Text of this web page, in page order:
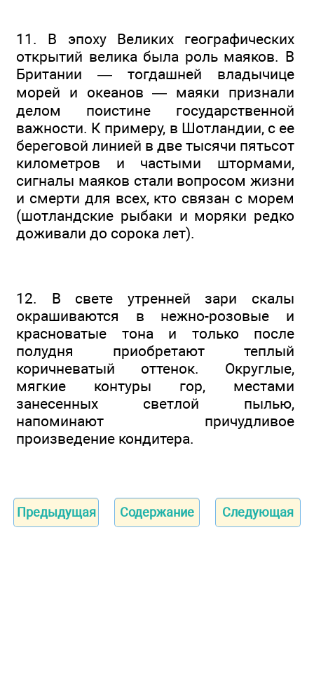
11. В эпоху Великих географических
открытий велика была роль маяков. В
Британии — тогдашней владычице
морей и океанов — маяки признали
делом поистине государственной
важности. К примеру, в Шотландии, с ее
береговой линией в две тысячи пятьсот
километров и частыми штормами,
сигналы маяков стали вопросом жизни
и смерти для всех, кто связан с морем
(шотландские рыбаки и моряки редко
доживали до сорока лет).
12. В свете утренней зари скалы
окрашиваются в нежно-розовые и
красноватые тона и только после
полудня приобретают теплый
коричневатый оттенок. Округлые,
мягкие контуры гор, местами
занесенных светлой пылью,
напоминают причудливое
произведение кондитера.
Предыдущая Содержание Следующая